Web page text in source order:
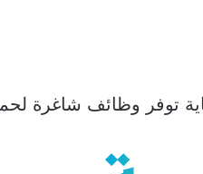
توفر وظائف شاغرة